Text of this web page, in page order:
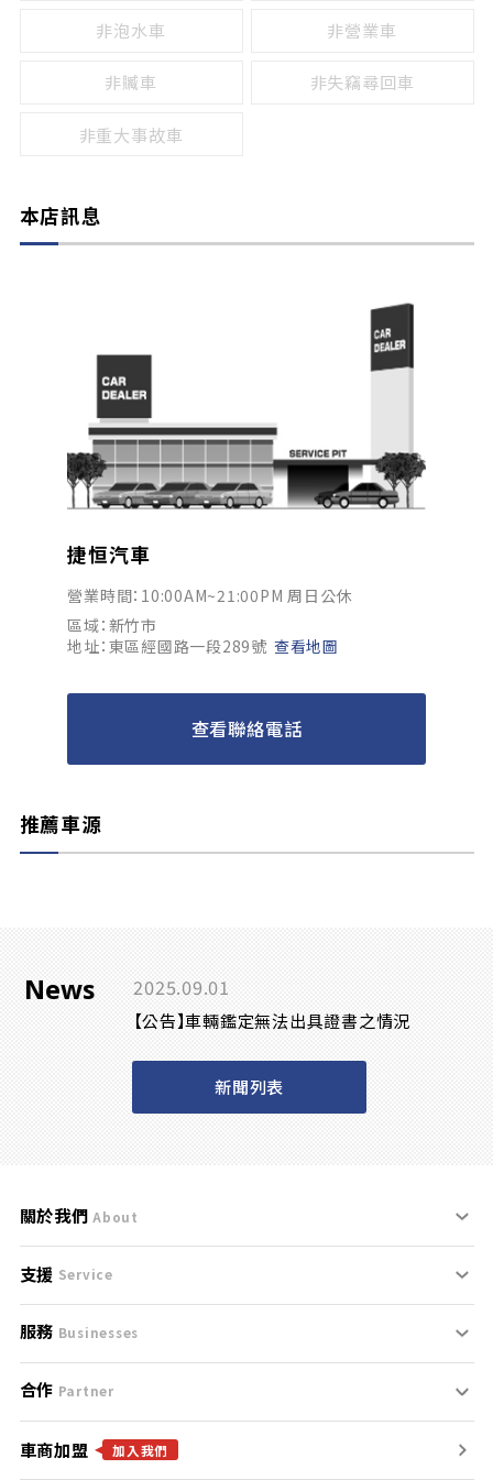
非泡水車 非營業車
非贓車 非失竊尋回車
非重大事故車
本店訊息
捷恒汽車
營業時間：10:00AM~21:00PM 周日公休
區域：新竹市
地址：東區經國路一段289號 查看地圖
查看聯絡電話
推薦車源
News 2025.09.01
【公告】車輛鑑定無法出具證書之情況
新聞列表
關於我們 About
刊登規範
服務條款
免責聲明
隱私權政策
支援 Service
支援中心
聯絡我們
服務 Businesses
什麼是Goo鑑定？
找好車
合作 Partner
合作夥伴
車商加盟 加入我們